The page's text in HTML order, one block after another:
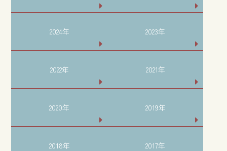
2024年 2023年
2022年 2021年
2020年 2019年
2018年 2017年